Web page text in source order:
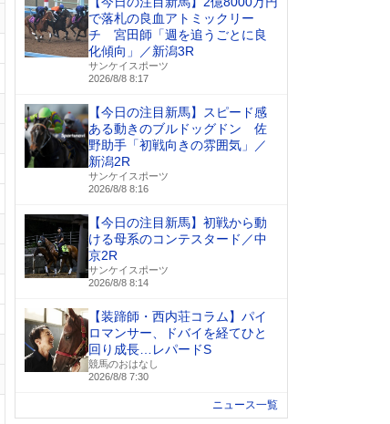
で落札の良血アトミックリー
チ 宮田師「週を追うごとに良
化傾向」／新潟3R
サンケイスポーツ
2026/8/8 8:17
【今日の注目新馬】スピード感
ある動きのブルドッグドン 佐
野助手「初戦向きの雰囲気」／
新潟2R
サンケイスポーツ
2026/8/8 8:16
【今日の注目新馬】初戦から動
ける母系のコンテスタード／中
京2R
サンケイスポーツ
2026/8/8 8:14
【装蹄師・西内荘コラム】パイ
ロマンサー、ドバイを経てひと
回り成長…レパードS
競馬のおはなし
2026/8/8 7:30
ニュース一覧